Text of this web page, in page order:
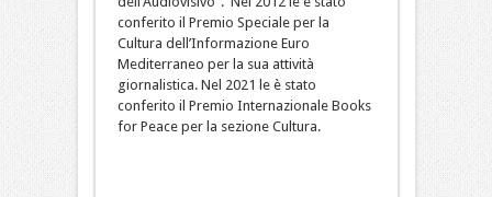
conferito il Premio Speciale per la
Cultura dell’Informazione Euro
Mediterraneo per la sua attività
giornalistica. Nel 2021 le è stato
conferito il Premio Internazionale Books
for Peace per la sezione Cultura.